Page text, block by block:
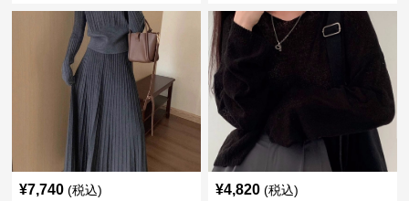
¥7,740 (税込) ¥4,820 (税込)